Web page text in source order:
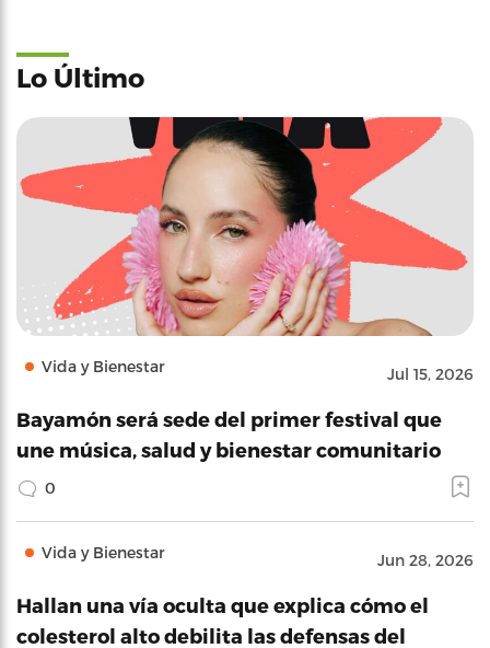
Lo Último
Vida y Bienestar Jul 15, 2026
Bayamón será sede del primer festival que
une música, salud y bienestar comunitario
0
Vida y Bienestar Jun 28, 2026
Hallan una vía oculta que explica cómo el
colesterol alto debilita las defensas del